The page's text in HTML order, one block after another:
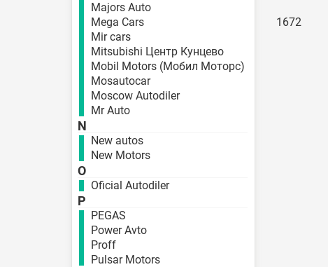
Majors Auto
Mega Cars
Mir cars
Mitsubishi Центр Кунцево
Mobil Motors (Мобил Моторс)
Mosautocar
Moscow Autodiler
Mr Auto
N
New autos
New Motors
O
Oficial Autodiler
P
PEGAS
Power Avto
Proff
Pulsar Motors
1672